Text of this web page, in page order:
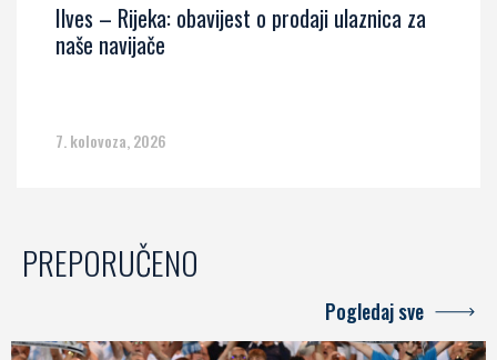
Ilves – Rijeka: obavijest o prodaji ulaznica za
naše navijače
7. kolovoza, 2026
PREPORUČENO
Pogledaj sve